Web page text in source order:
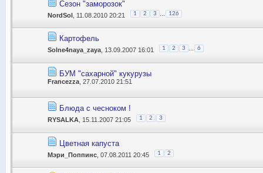
Сезон "заморозок"
NordSol , 11.08.2010 20:21 1 2 3 126
Картофель
Solne4naya_zaya , 13.09.2007 16:01 1 2 3 6
БУМ "сахарной" кукурузы
Francezza , 27.07.2010 21:51
Блюда с чесноком !
RYSALKA , 15.11.2007 21:05 1 2 3
Цветная капуста
Мэри_Поппинс , 07.08.2011 20:45 1 2